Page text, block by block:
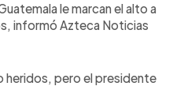
le marcan el alto a
informó Azteca Noticias
heridos, pero el presidente